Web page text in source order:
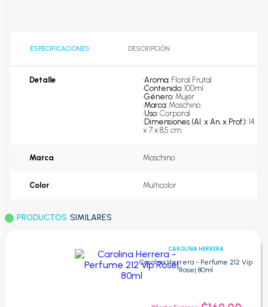
ESPECIFICACIONES DESCRIPCIÓN
Detalle •Aroma: Floral Frutal
•Contenido: 100ml
•Género: Mujer
•Marca: Moschino
•Uso: Corporal
•Dimensiones (Al. x An. x Prof.): 14
x 7 x 8,5 cm
Marca Moschino
Color Multicolor
PRODUCTOS SIMILARES
CAROLINA HERRERA
Carolina Herrera - Perfume 212 Vip
Rose| 80ml